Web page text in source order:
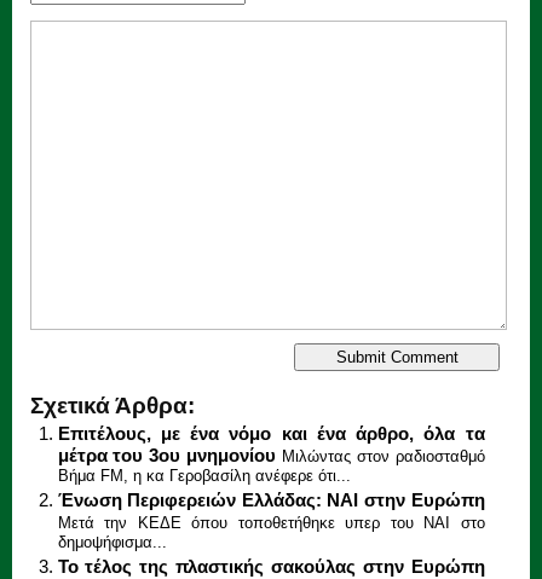
Σχετικά Άρθρα:
Επιτέλους, με ένα νόμο και ένα άρθρο, όλα τα
μέτρα του 3ου μνημονίου Μιλώντας στον ραδιοσταθμό
Βήμα FM, η κα Γεροβασίλη ανέφερε ότι...
Ένωση Περιφερειών Ελλάδας: ΝΑΙ στην Ευρώπη
Μετά την ΚΕΔΕ όπου τοποθετήθηκε υπερ του ΝΑΙ στο
δημοψήφισμα...
Το τέλος της πλαστικής σακούλας στην Ευρώπη